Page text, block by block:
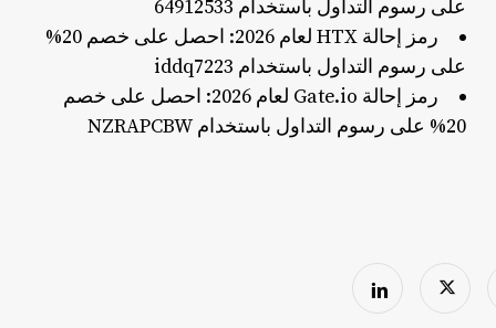
على رسوم التداول باستخدام 64912533
رمز إحالة HTX لعام 2026: احصل على خصم 20%
على رسوم التداول باستخدام iddq7223
رمز إحالة Gate.io لعام 2026: احصل على خصم
20% على رسوم التداول باستخدام NZRAPCBW